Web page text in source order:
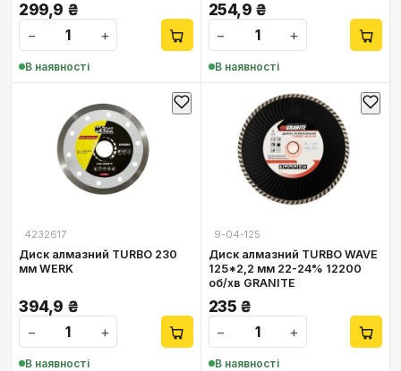
299,9 ₴
−
+
В наявності
254,9 ₴
−
+
В наявності
4232617
Диск алмазний TURBO 230
мм WERK
394,9 ₴
−
+
В наявності
9-04-125
Диск алмазний TURBO WAVE
125*2,2 мм 22-24% 12200
об/хв GRANITE
235 ₴
−
+
В наявності